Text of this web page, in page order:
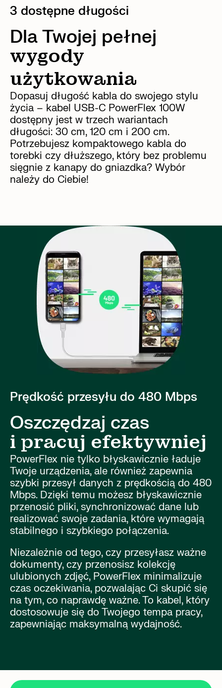
3 dostępne długości
Dla Twojej pełnej
wygody
użytkowania
Dopasuj długość kabla do swojego stylu
życia – kabel USB-C PowerFlex 100W
dostępny jest w trzech wariantach
długości: 30 cm, 120 cm i 200 cm.
Potrzebujesz kompaktowego kabla do
torebki czy dłuższego, który bez problemu
sięgnie z kanapy do gniazdka? Wybór
należy do Ciebie!
Prędkość przesyłu do 480 Mbps
Oszczędzaj czas
i pracuj efektywniej
PowerFlex nie tylko błyskawicznie ładuje
Twoje urządzenia, ale również zapewnia
szybki przesył danych z prędkością do 480
Mbps. Dzięki temu możesz błyskawicznie
przenosić pliki, synchronizować dane lub
realizować swoje zadania, które wymagają
stabilnego i szybkiego połączenia.
Niezależnie od tego, czy przesyłasz ważne
dokumenty, czy przenosisz kolekcję
ulubionych zdjęć, PowerFlex minimalizuje
czas oczekiwania, pozwalając Ci skupić się
na tym, co naprawdę ważne. To kabel, który
dostosowuje się do Twojego tempa pracy,
zapewniając maksymalną wydajność.